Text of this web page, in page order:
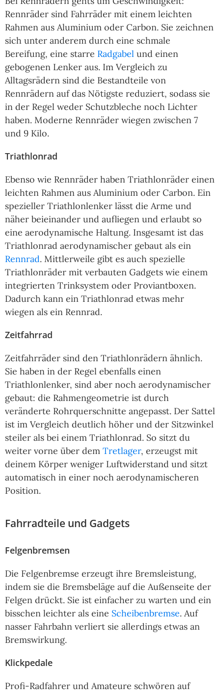
Rennräder sind Fahrräder mit einem leichten
Rahmen aus Aluminium oder Carbon. Sie zeichnen
sich unter anderem durch eine schmale
Bereifung, eine starre Radgabel und einen
gebogenen Lenker aus. Im Vergleich zu
Alltagsrädern sind die Bestandteile von
Rennrädern auf das Nötigste reduziert, sodass sie
in der Regel weder Schutzbleche noch Lichter
haben. Moderne Rennräder wiegen zwischen 7
und 9 Kilo.
Triathlonrad
Ebenso wie Rennräder haben Triathlonräder einen
leichten Rahmen aus Aluminium oder Carbon. Ein
spezieller Triathlonlenker lässt die Arme und
näher beieinander und aufliegen und erlaubt so
eine aerodynamische Haltung. Insgesamt ist das
Triathlonrad aerodynamischer gebaut als ein
Rennrad. Mittlerweile gibt es auch spezielle
Triathlonräder mit verbauten Gadgets wie einem
integrierten Trinksystem oder Proviantboxen.
Dadurch kann ein Triathlonrad etwas mehr
wiegen als ein Rennrad.
Zeitfahrrad
Zeitfahrräder sind den Triathlonrädern ähnlich.
Sie haben in der Regel ebenfalls einen
Triathlonlenker, sind aber noch aerodynamischer
gebaut: die Rahmengeometrie ist durch
veränderte Rohrquerschnitte angepasst. Der Sattel
ist im Vergleich deutlich höher und der Sitzwinkel
steiler als bei einem Triathlonrad. So sitzt du
weiter vorne über dem Tretlager, erzeugst mit
deinem Körper weniger Luftwiderstand und sitzt
automatisch in einer noch aerodynamischeren
Position.
Fahrradteile und Gadgets
Felgenbremsen
Die Felgenbremse erzeugt ihre Bremsleistung,
indem sie die Bremsbeläge auf die Außenseite der
Felgen drückt. Sie ist einfacher zu warten und ein
bisschen leichter als eine Scheibenbremse. Auf
nasser Fahrbahn verliert sie allerdings etwas an
Bremswirkung.
Klickpedale
Profi-Radfahrer und Amateure schwören auf